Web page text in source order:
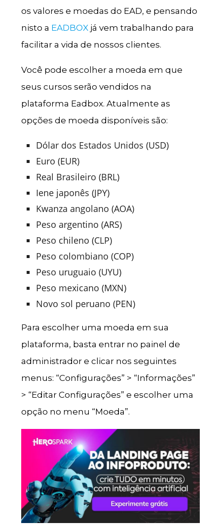
os valores e moedas do EAD, e pensando
nisto a EADBOXjá vem trabalhando para
facilitar a vida de nossos clientes.
Você pode escolher a moeda em que
seus cursos serão vendidos na
plataforma Eadbox. Atualmente as
opções de moeda disponíveis são:
Dólar dos Estados Unidos (USD)
Euro (EUR)
Real Brasileiro (BRL)
Iene japonês (JPY)
Kwanza angolano (AOA)
Peso argentino (ARS)
Peso chileno (CLP)
Peso colombiano (COP)
Peso uruguaio (UYU)
Peso mexicano (MXN)
Novo sol peruano (PEN)
Para escolher uma moeda em sua
plataforma, basta entrar no painel de
administrador e clicar nos seguintes
menus: “Configurações” > “Informações”
> “Editar Configurações” e escolher uma
opção no menu “Moeda”.